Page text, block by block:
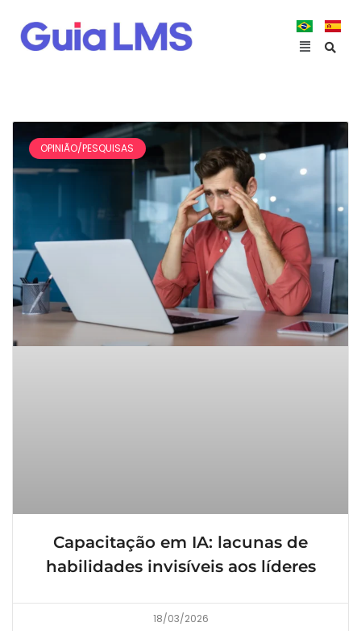
OPINIÃO/PESQUISAS
Capacitação em IA: lacunas de
habilidades invisíveis aos líderes
18/03/2026